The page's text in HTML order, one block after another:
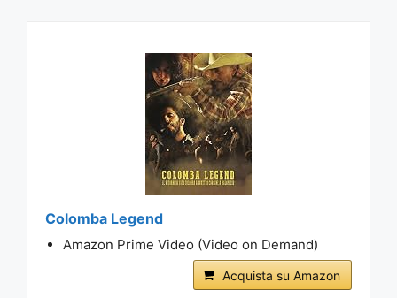
Colomba Legend
Amazon Prime Video (Video on Demand)
Acquista su Amazon